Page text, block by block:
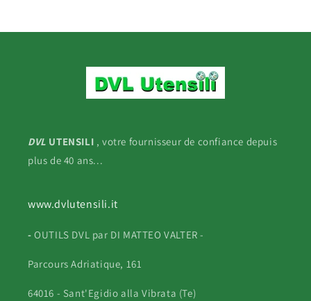
DVL UTENSILI , votre fournisseur de confiance depuis
plus de 40 ans...
www.dvlutensili.it
- OUTILS DVL par DI MATTEO VALTER -
Parcours Adriatique, 161
64016 - Sant'Egidio alla Vibrata (Te)